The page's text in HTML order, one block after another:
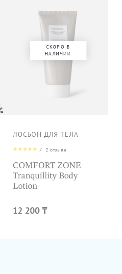
СКОРО В
НАЛИЧИИ
ЛОСЬОН ДЛЯ ТЕЛА
/ 2 отзыва
COMFORT ZONE
Tranquillity Body
Lotion
12 200 ₸